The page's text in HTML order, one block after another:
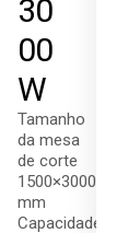
30
00
W
Tamanho
da mesa
de corte
1500×3000
mm
Capacidades